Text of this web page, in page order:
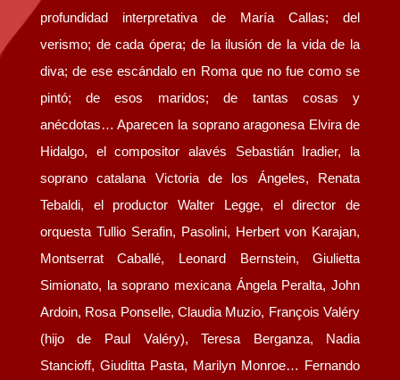
profundidad interpretativa de María Callas; del
verismo; de cada ópera; de la ilusión de la vida de la
diva; de ese escándalo en Roma que no fue como se
pintó; de esos maridos; de tantas cosas y
anécdotas… Aparecen la soprano aragonesa Elvira de
Hidalgo, el compositor alavés Sebastián Iradier, la
soprano catalana Victoria de los Ángeles, Renata
Tebaldi, el productor Walter Legge, el director de
orquesta Tullio Serafin, Pasolini, Herbert von Karajan,
Montserrat Caballé, Leonard Bernstein, Giulietta
Simionato, la soprano mexicana Ángela Peralta, John
Ardoin, Rosa Ponselle, Claudia Muzio, François Valéry
(hijo de Paul Valéry), Teresa Berganza, Nadia
Stancioff, Giuditta Pasta, Marilyn Monroe… Fernando